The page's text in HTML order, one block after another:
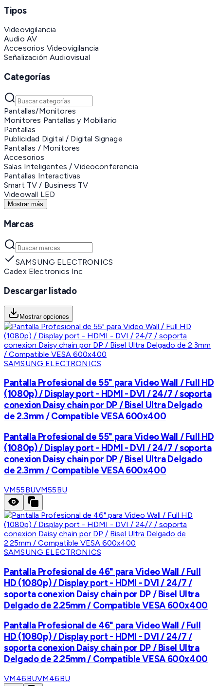
Tipos
Videovigilancia
Audio AV
Accesorios Videovigilancia
Señalización Audiovisual
Categorías
Pantallas/Monitores
Monitores Pantallas y Mobiliario
Pantallas
Publicidad Digital / Digital Signage
Pantallas / Monitores
Accesorios
Salas Inteligentes / Videoconferencia
Pantallas Interactivas
Smart TV / Business TV
Videowall LED
Mostrar más
Marcas
SAMSUNG ELECTRONICS
Cadex Electronics Inc
Descargar listado
Mostrar opciones
SAMSUNG ELECTRONICS
Pantalla Profesional de 55" para Video Wall / Full HD
(1080p) / Display port - HDMI - DVI / 24/7 / soporta
conexion Daisy chain por DP / Bisel Ultra Delgado
de 2.3mm / Compatible VESA 600x400
Pantalla Profesional de 55" para Video Wall / Full HD
(1080p) / Display port - HDMI - DVI / 24/7 / soporta
conexion Daisy chain por DP / Bisel Ultra Delgado
de 2.3mm / Compatible VESA 600x400
VM55BUVM55BU
SAMSUNG ELECTRONICS
Pantalla Profesional de 46" para Video Wall / Full
HD (1080p) / Display port - HDMI - DVI / 24/7 /
soporta conexion Daisy chain por DP / Bisel Ultra
Delgado de 2.25mm / Compatible VESA 600x400
Pantalla Profesional de 46" para Video Wall / Full
HD (1080p) / Display port - HDMI - DVI / 24/7 /
soporta conexion Daisy chain por DP / Bisel Ultra
Delgado de 2.25mm / Compatible VESA 600x400
VM46BUVM46BU